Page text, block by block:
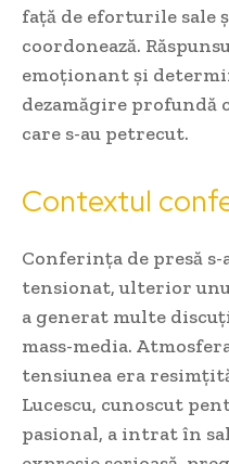
față de eforturile sale
coordonează.
emoționant și
dezamăgire
care s-au petrecut.
Contextul
Conferința de presă
tensionat, ulterior
a generat multe
mass-media.
tensiunea era
Lucescu, cunoscut
pasional, a intrat în